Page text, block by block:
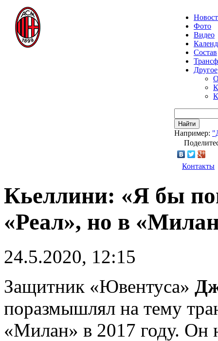
Фото
Видео
Состав
Другое
Найти
Например:
Контакты
Кьеллини: «Я бы
«Реал», но в
24.5.2020, 12:15
Защитник «Ювентуса»
поразмышлял на тему
«Милан» в 2017 году. Он